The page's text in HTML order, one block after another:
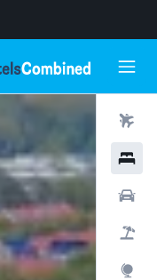
מלונות
חבילות
Explore